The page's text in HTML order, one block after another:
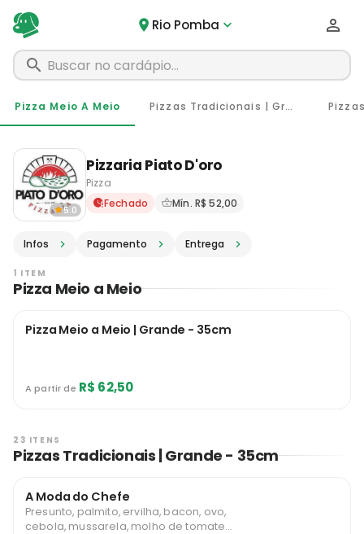
Rio Pomba
5.0
Pizzaria Piato D'oro
Pizza
Delivery em Rio Pomba -
Fechado Mín. R$ 52,00
Infos Pagamento Entrega
Pizza Meio A Meio Pizzas Tradicionais | Grande - 35cm
1 ITEM
Pizza Meio a Meio
Pizza Meio a Meio | Grande - 35cm
A partir de R$ 62,50
23 ITENS
Pizzas Tradicionais | Grande - 35cm
A Moda do Chefe
Presunto, palmito, ervilha, bacon, ovo,
cebola, mussarela, molho de tomate